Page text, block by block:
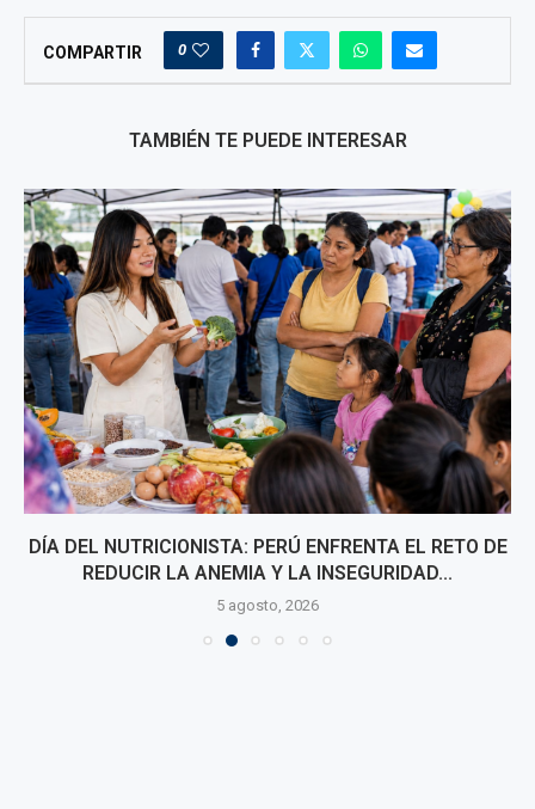
COMPARTIR 0
TAMBIÉN TE PUEDE INTERESAR
DÍA DEL NUTRICIONISTA: PERÚ ENFRENTA EL RETO DE
REDUCIR LA ANEMIA Y LA INSEGURIDAD...
5 agosto, 2026